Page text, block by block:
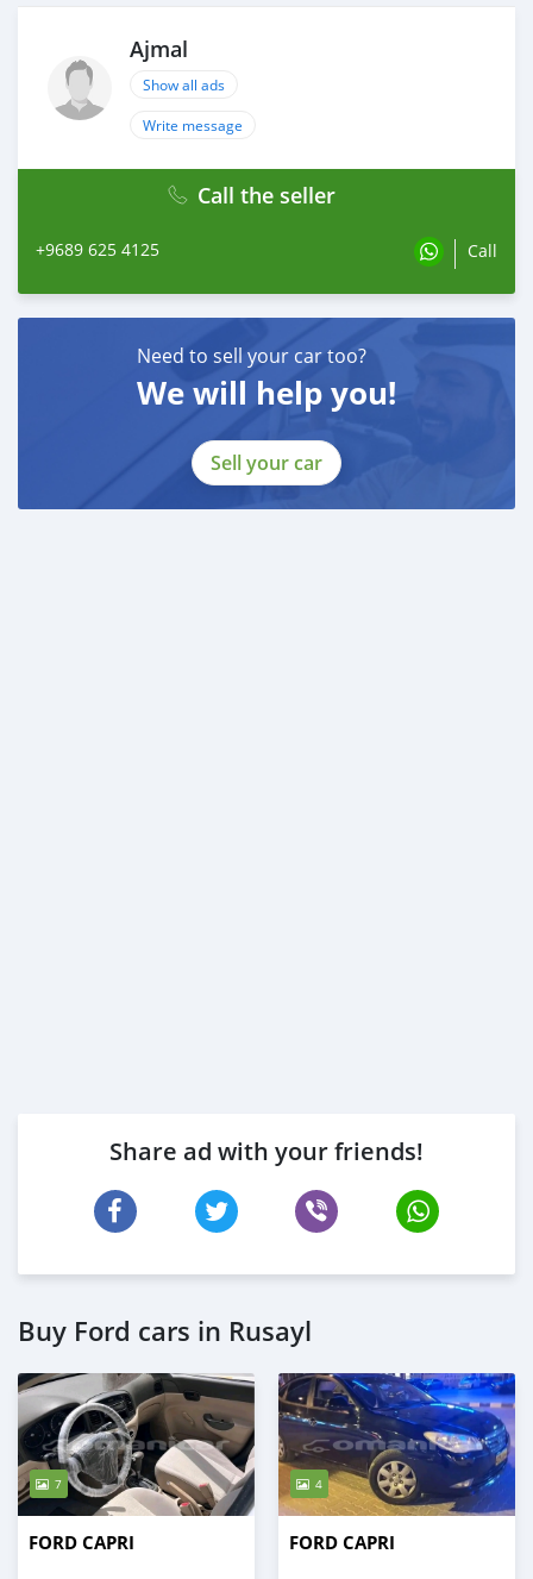
Ajmal
Show all ads
Write message
Call the seller
+9689 625 4125 Call
Need to sell your car too?
We will help you!
Sell your car
Share ad with your friends!
Buy Ford cars in Rusayl
7
FORD CAPRI
4
FORD CAPRI